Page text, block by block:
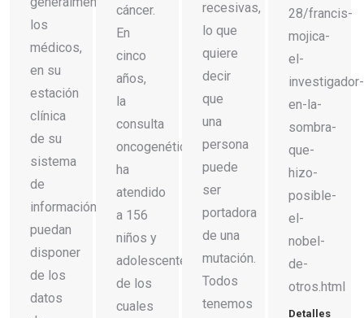
los
médicos,
en su
estación
clínica
de su
sistema
de
información,
puedan
disponer
de los
datos
cáncer.
En
cinco
años,
la
consulta
oncogenética
ha
atendido
a 156
niños y
adolescentes,
de los
cuales
recesivas,
lo que
quiere
decir
que
una
persona
puede
ser
portadora
de una
mutación.
Todos
tenemos
28/francis-
mojica-
el-
investigador-
en-la-
sombra-
que-
hizo-
posible-
el-
nobel-
de-
otros.html
Detalles